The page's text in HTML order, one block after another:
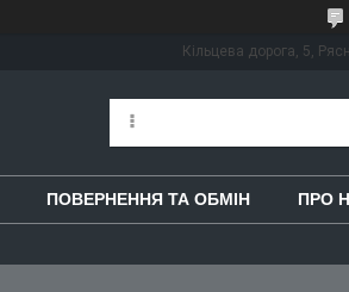
Кільцева дорога, 5,
ПОВЕРНЕННЯ ТА ОБМІН ПРО